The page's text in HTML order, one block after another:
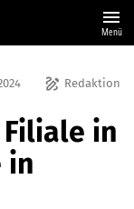
menu
Menü
draw Redaktion
in
in